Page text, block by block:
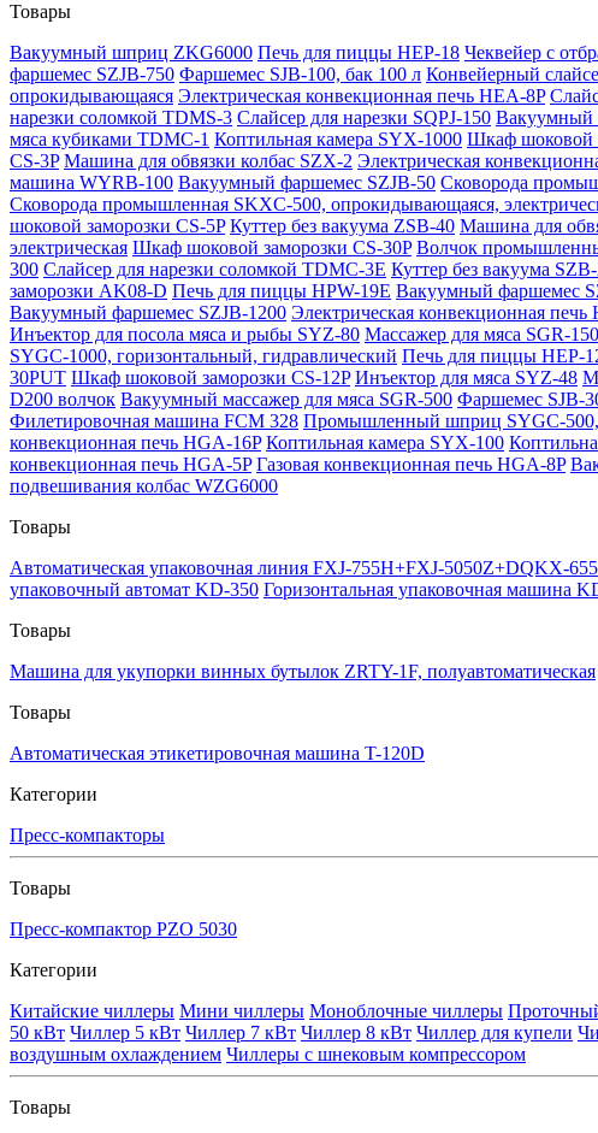
Товары
Вакуумный шприц ZKG6000 Печь для пиццы HEP-18 Чеквейер с
фаршемес SZJB-750 Фаршемес SJB-100, бак 100 л Конвейерный
опрокидывающаяся Электрическая конвекционная печь HEA-8P
нарезки соломкой TDMS-3 Слайсер для нарезки SQPJ-150 Вакуумный
мяса кубиками TDMC-1 Коптильная камера SYX-1000 Шкаф шоковой
CS-3P Машина для обвязки колбас SZX-2 Электрическая
машина WYRB-100 Вакуумный фаршемес SZJB-50 Сковорода
Сковорода промышленная SKXC-500, опрокидывающаяся,
шоковой заморозки CS-5P Куттер без вакуума ZSB-40 Машина для
электрическая Шкаф шоковой заморозки CS-30P Волчок
300 Слайсер для нарезки соломкой TDMC-3E Куттер без вакуума
заморозки AK08-D Печь для пиццы HPW-19E Вакуумный фаршемес
Вакуумный фаршемес SZJB-1200 Электрическая конвекционная печь
Инъектор для посола мяса и рыбы SYZ-80 Массажер для мяса SGR-
SYGC-1000, горизонтальный, гидравлический Печь для пиццы HEP-
30PUT Шкаф шоковой заморозки CS-12P Инъектор для мяса SYZ-48
D200 волчок Вакуумный массажер для мяса SGR-500 Фаршемес SJB-
Филетировочная машина FCM 328 Промышленный шприц SYGC-500,
конвекционная печь HGA-16P Коптильная камера SYX-100
конвекционная печь HGA-5P Газовая конвекционная печь HGA-8P
подвешивания колбас WZG6000
Товары
Автоматическая упаковочная линия FXJ-755H+FXJ-5050Z+DQKX-655
упаковочный автомат KD-350 Горизонтальная упаковочная машина
Товары
Машина для укупорки винных бутылок ZRTY-1F, полуавтоматическая
Товары
Автоматическая этикетировочная машина T-120D
Категории
Пресс-компакторы
Товары
Пресс-компактор PZO 5030
Категории
Китайские чиллеры Мини чиллеры Моноблочные чиллеры
50 кВт Чиллер 5 кВт Чиллер 7 кВт Чиллер 8 кВт Чиллер для купели
воздушным охлаждением Чиллеры с шнековым компрессором
Товары